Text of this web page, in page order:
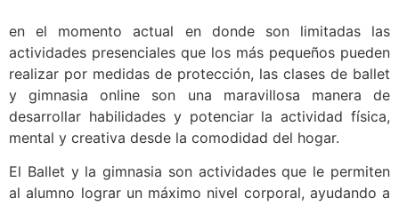
en el momento actual en donde son limitadas las
actividades presenciales que los más pequeños pueden
realizar por medidas de protección, las clases de ballet
y gimnasia online son una maravillosa manera de
desarrollar habilidades y potenciar la actividad física,
mental y creativa desde la comodidad del hogar.
El Ballet y la gimnasia son actividades que le permiten
al alumno lograr un máximo nivel corporal, ayudando a